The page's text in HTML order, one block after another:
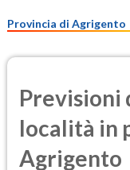
Provincia di Agrigento
Previsioni
località in
Agrigento